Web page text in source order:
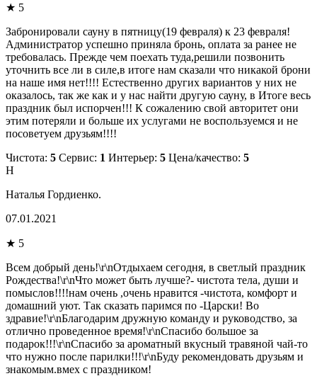
★ 5
Забронировали сауну в пятницу(19 февраля) к 23 февраля!
Администратор успешно приняла бронь, оплата за ранее не
требовалась. Прежде чем поехать туда,решили позвонить
уточнить все ли в силе,в итоге нам сказали что никакой брони
на наше имя нет!!!! Естественно других вариантов у них не
оказалось, так же как и у нас найти другую сауну, в Итоге весь
праздник был испорчен!!! К сожалению свой авторитет они
этим потеряли и больше их услугами не воспользуемся и не
посоветуем друзьям!!!!
Чистота: 5 Сервис: 1 Интерьер: 5 Цена/качество: 5
Н
Наталья Гордиенко.
07.01.2021
★ 5
Всем добрый день!\r\nОтдыхаем сегодня, в светлый праздник
Рождества!\r\nЧто может быть лучше?- чистота тела, души и
помыслов!!!!нам очень ,очень нравится -чистота, комфорт и
домашний уют. Так сказать паримся по -Царски! Во
здравие!\r\nБлагодарим дружную команду и руководство, за
отлично проведенное время!\r\nСпасибо большое за
подарок!!!\r\nСпасибо за ароматный вкусный травяной чай-то
что нужно после парилки!!!\r\nБуду рекомендовать друзьям и
знакомым.вмех с праздником!